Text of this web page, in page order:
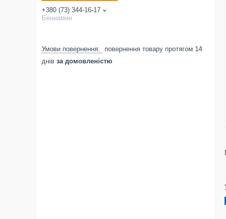
+380 (73) 344-16-17
Бениамин
повернення товару протягом 14
днів за домовленістю